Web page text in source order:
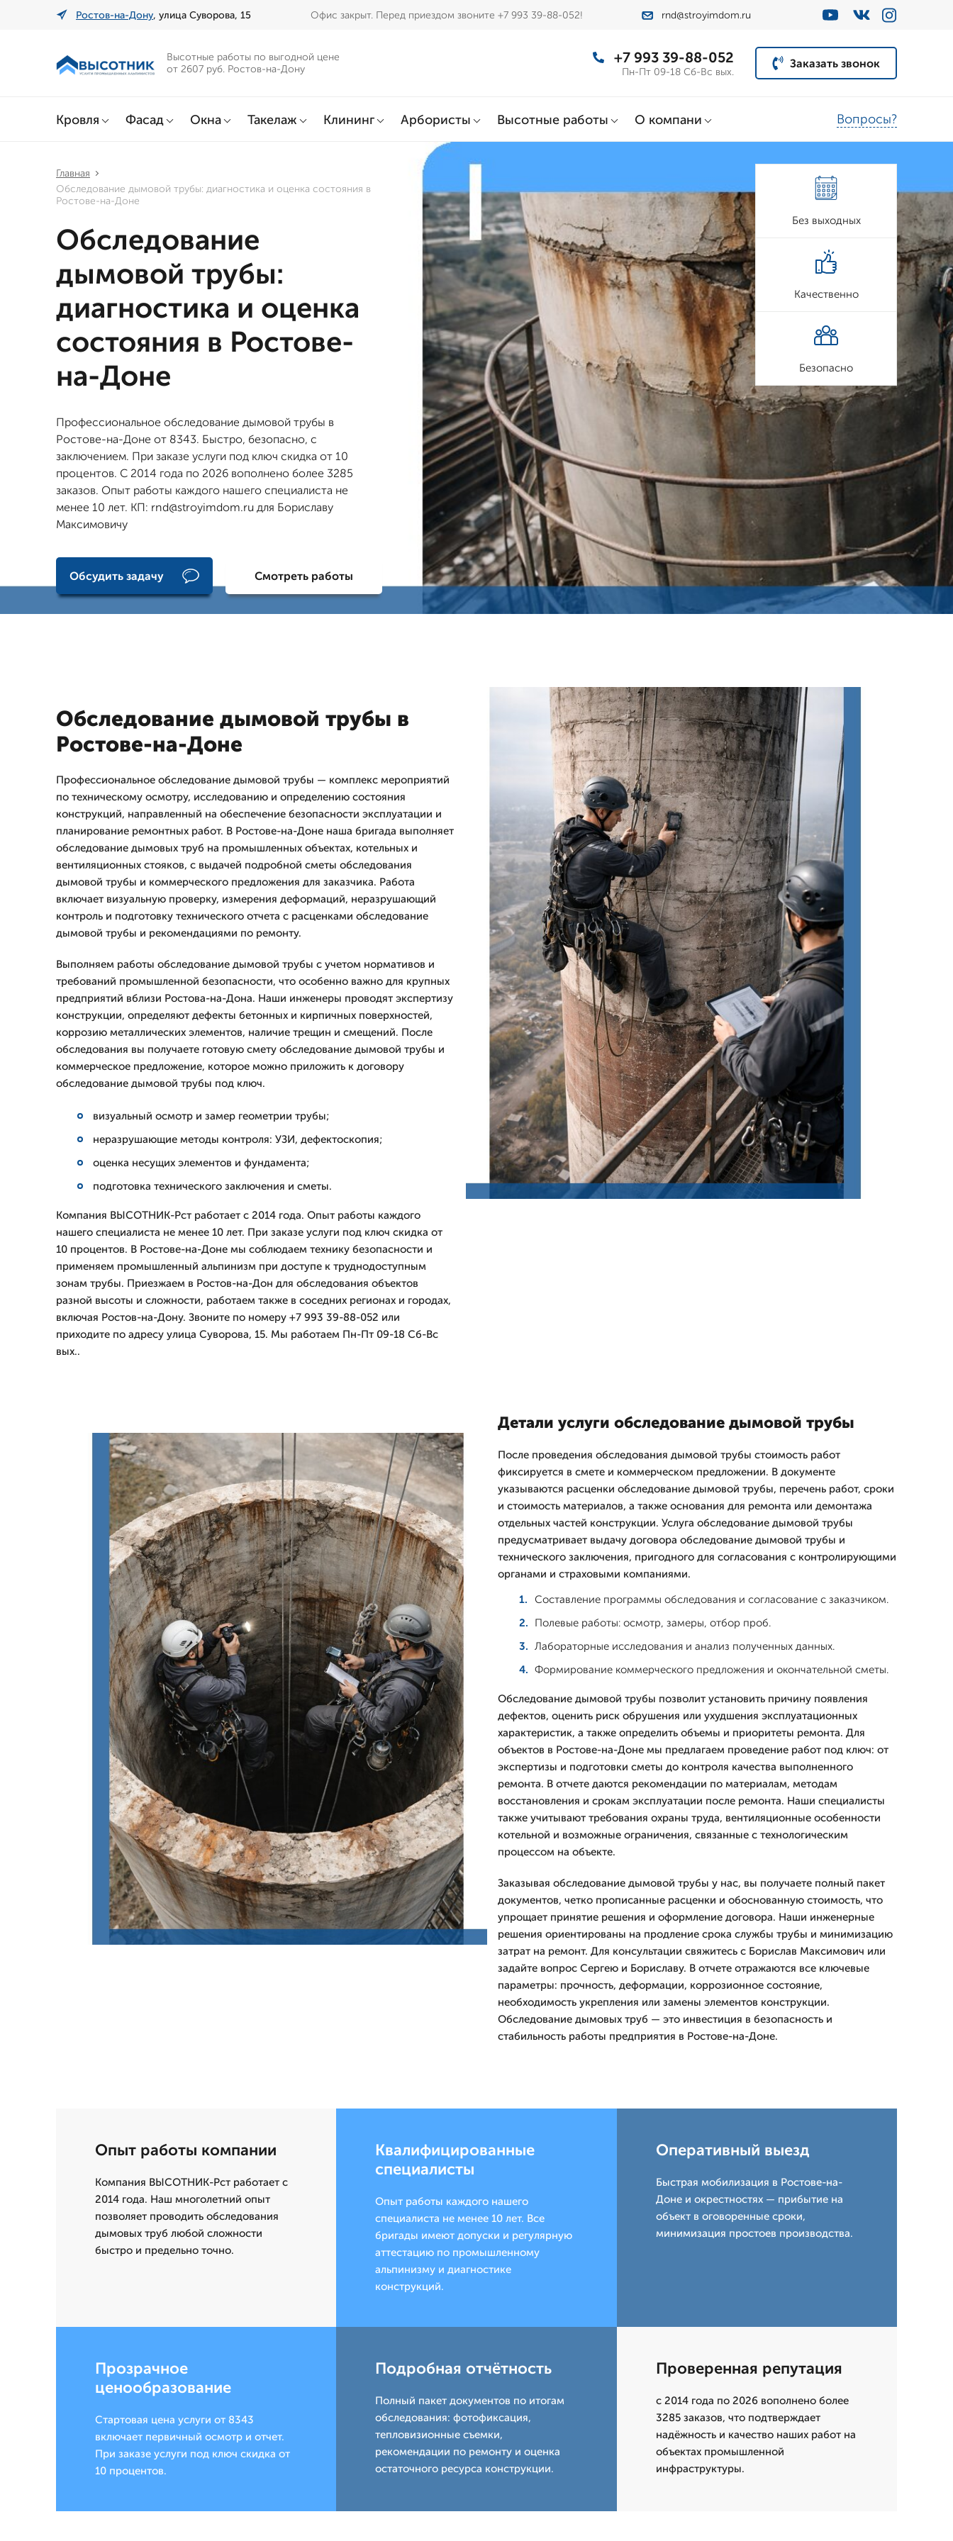
Ростов-на-Дону, улица Суворова, 15 Офис закрыт. Перед приездом звоните +7 993 39-88-052! rnd@stroyimdom.ru
Высотные работы по выгодной цене
от 2607 руб. Ростов-на-Дону
+7 993 39-88-052
Пн-Пт 09-18 Сб-Вс вых.
Заказать звонок
Кровля Фасад Окна Такелаж Клининг Арбористы Высотные работы О компани Вопросы?
Главная
Обследование дымовой трубы: диагностика и оценка состояния в
Ростове-на-Доне
Обследование
дымовой трубы:
диагностика и оценка
состояния в Ростове-
на-Доне
Профессиональное обследование дымовой трубы в
Ростове-на-Доне от 8343. Быстро, безопасно, с
заключением. При заказе услуги под ключ скидка от 10
процентов. С 2014 года по 2026 вополнено более 3285
заказов. Опыт работы каждого нашего специалиста не
менее 10 лет. КП: rnd@stroyimdom.ru для Бориславу
Максимовичу
Обсудить задачу Смотреть работы
Без выходных
Качественно
Безопасно
Обследование дымовой трубы в
Ростове-на-Доне
Профессиональное обследование дымовой трубы — комплекс мероприятий
по техническому осмотру, исследованию и определению состояния
конструкций, направленный на обеспечение безопасности эксплуатации и
планирование ремонтных работ. В Ростове-на-Доне наша бригада выполняет
обследование дымовых труб на промышленных объектах, котельных и
вентиляционных стояков, с выдачей подробной сметы обследования
дымовой трубы и коммерческого предложения для заказчика. Работа
включает визуальную проверку, измерения деформаций, неразрушающий
контроль и подготовку технического отчета с расценками обследование
дымовой трубы и рекомендациями по ремонту.
Выполняем работы обследование дымовой трубы с учетом нормативов и
требований промышленной безопасности, что особенно важно для крупных
предприятий вблизи Ростова-на-Дона. Наши инженеры проводят экспертизу
конструкции, определяют дефекты бетонных и кирпичных поверхностей,
коррозию металлических элементов, наличие трещин и смещений. После
обследования вы получаете готовую смету обследование дымовой трубы и
коммерческое предложение, которое можно приложить к договору
обследование дымовой трубы под ключ.
визуальный осмотр и замер геометрии трубы;
неразрушающие методы контроля: УЗИ, дефектоскопия;
оценка несущих элементов и фундамента;
подготовка технического заключения и сметы.
Компания ВЫСОТНИК-Рст работает с 2014 года. Опыт работы каждого
нашего специалиста не менее 10 лет. При заказе услуги под ключ скидка от
10 процентов. В Ростове-на-Доне мы соблюдаем технику безопасности и
применяем промышленный альпинизм при доступе к труднодоступным
зонам трубы. Приезжаем в Ростов-на-Дон для обследования объектов
разной высоты и сложности, работаем также в соседних регионах и городах,
включая Ростов-на-Дону. Звоните по номеру +7 993 39-88-052 или
приходите по адресу улица Суворова, 15. Мы работаем Пн-Пт 09-18 Сб-Вс
вых..
Детали услуги обследование дымовой трубы
После проведения обследования дымовой трубы стоимость работ
фиксируется в смете и коммерческом предложении. В документе
указываются расценки обследование дымовой трубы, перечень работ, сроки
и стоимость материалов, а также основания для ремонта или демонтажа
отдельных частей конструкции. Услуга обследование дымовой трубы
предусматривает выдачу договора обследование дымовой трубы и
технического заключения, пригодного для согласования с контролирующими
органами и страховыми компаниями.
Составление программы обследования и согласование с заказчиком.
Полевые работы: осмотр, замеры, отбор проб.
Лабораторные исследования и анализ полученных данных.
Формирование коммерческого предложения и окончательной сметы.
Обследование дымовой трубы позволит установить причину появления
дефектов, оценить риск обрушения или ухудшения эксплуатационных
характеристик, а также определить объемы и приоритеты ремонта. Для
объектов в Ростове-на-Доне мы предлагаем проведение работ под ключ: от
экспертизы и подготовки сметы до контроля качества выполненного
ремонта. В отчете даются рекомендации по материалам, методам
восстановления и срокам эксплуатации после ремонта. Наши специалисты
также учитывают требования охраны труда, вентиляционные особенности
котельной и возможные ограничения, связанные с технологическим
процессом на объекте.
Заказывая обследование дымовой трубы у нас, вы получаете полный пакет
документов, четко прописанные расценки и обоснованную стоимость, что
упрощает принятие решения и оформление договора. Наши инженерные
решения ориентированы на продление срока службы трубы и минимизацию
затрат на ремонт. Для консультации свяжитесь с Борислав Максимович или
задайте вопрос Сергею и Бориславу. В отчете отражаются все ключевые
параметры: прочность, деформации, коррозионное состояние,
необходимость укрепления или замены элементов конструкции.
Обследование дымовых труб — это инвестиция в безопасность и
стабильность работы предприятия в Ростове-на-Доне.
Опыт работы компании
Компания ВЫСОТНИК-Рст работает с
2014 года. Наш многолетний опыт
позволяет проводить обследования
дымовых труб любой сложности
быстро и предельно точно.
Квалифицированные
специалисты
Опыт работы каждого нашего
специалиста не менее 10 лет. Все
бригады имеют допуски и регулярную
аттестацию по промышленному
альпинизму и диагностике
конструкций.
Оперативный выезд
Быстрая мобилизация в Ростове-на-
Доне и окрестностях — прибытие на
объект в оговоренные сроки,
минимизация простоев производства.
Прозрачное
ценообразование
Стартовая цена услуги от 8343
включает первичный осмотр и отчет.
При заказе услуги под ключ скидка от
10 процентов.
Подробная отчётность
Полный пакет документов по итогам
обследования: фотофиксация,
тепловизионные съемки,
рекомендации по ремонту и оценка
остаточного ресурса конструкции.
Проверенная репутация
с 2014 года по 2026 вополнено более
3285 заказов, что подтверждает
надёжность и качество наших работ на
объектах промышленной
инфраструктуры.